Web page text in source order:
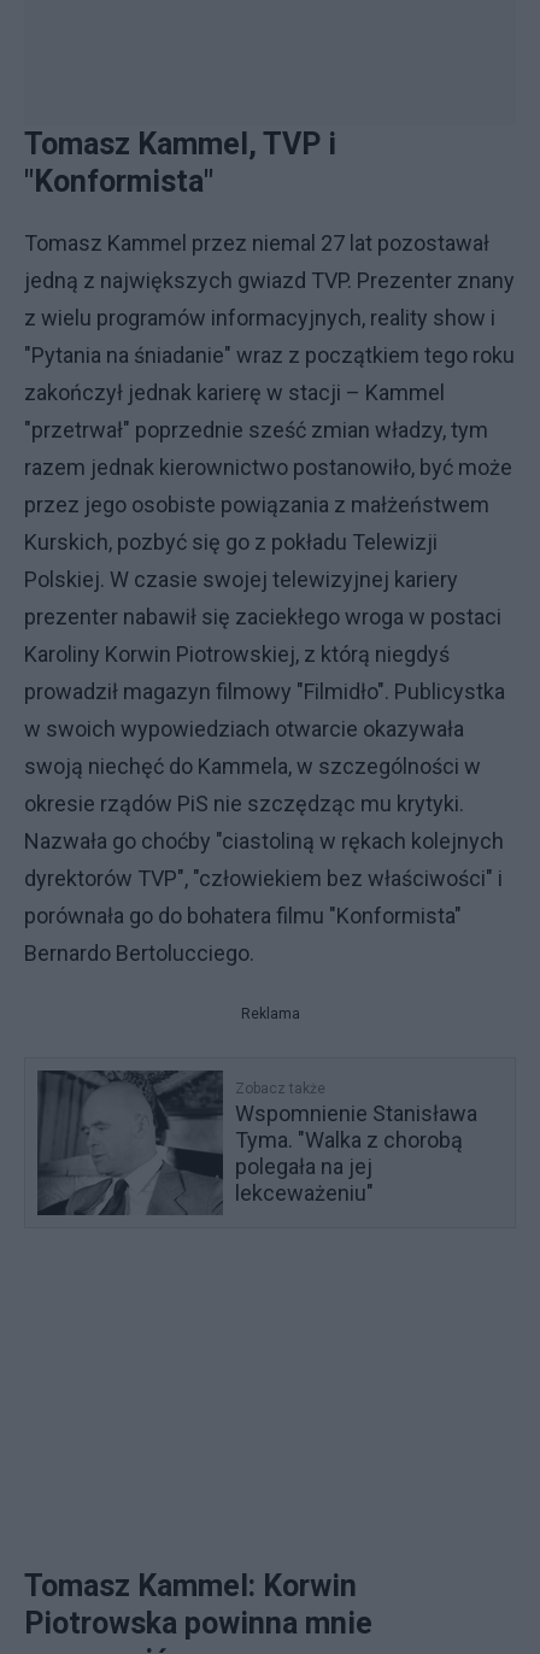
Tomasz Kammel, TVP i
"Konformista"
Tomasz Kammel przez niemal 27 lat pozostawał
jedną z największych gwiazd TVP. Prezenter znany
z wielu programów informacyjnych, reality show i
"Pytania na śniadanie" wraz z początkiem tego roku
zakończył jednak karierę w stacji – Kammel
"przetrwał" poprzednie sześć zmian władzy, tym
razem jednak kierownictwo postanowiło, być może
przez jego osobiste powiązania z małżeństwem
Kurskich, pozbyć się go z pokładu Telewizji
Polskiej. W czasie swojej telewizyjnej kariery
prezenter nabawił się zaciekłego wroga w postaci
Karoliny Korwin Piotrowskiej, z którą niegdyś
prowadził magazyn filmowy "Filmidło". Publicystka
w swoich wypowiedziach otwarcie okazywała
swoją niechęć do Kammela, w szczególności w
okresie rządów PiS nie szczędząc mu krytyki.
Nazwała go choćby "ciastoliną w rękach kolejnych
dyrektorów TVP", "człowiekiem bez właściwości" i
porównała go do bohatera filmu "Konformista"
Bernardo Bertolucciego.
Reklama
Zobacz także
Wspomnienie Stanisława
Tyma. "Walka z chorobą
polegała na jej
lekceważeniu"
Tomasz Kammel: Korwin
Piotrowska powinna mnie